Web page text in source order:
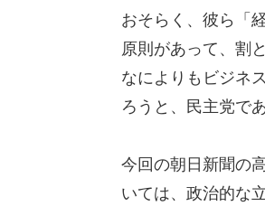
おそらく、彼ら「
原則があって、割
なによりもビジネ
ろうと、民主党で
今回の朝日新聞の
いては、政治的な